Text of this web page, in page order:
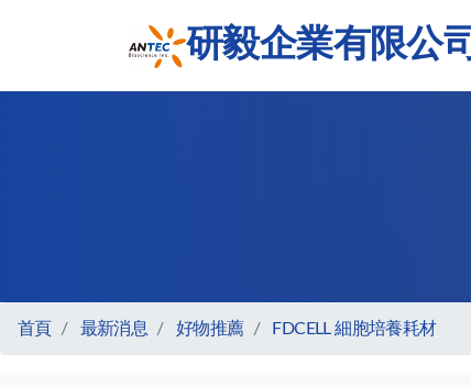
研毅企業有限公司
首頁 最新消息 好物推薦 FDCELL 細胞培養耗材